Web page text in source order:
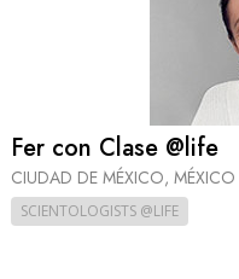
Fer con Clase @life
CIUDAD DE MÉXICO, MÉXICO
SCIENTOLOGISTS @LIFE